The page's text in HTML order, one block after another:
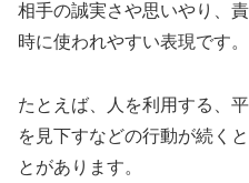
相手の誠実さや思いやり、
時に使われやすい表現です。
たとえば、人を利用する、
を見下すなどの行動が続く
とがあります。